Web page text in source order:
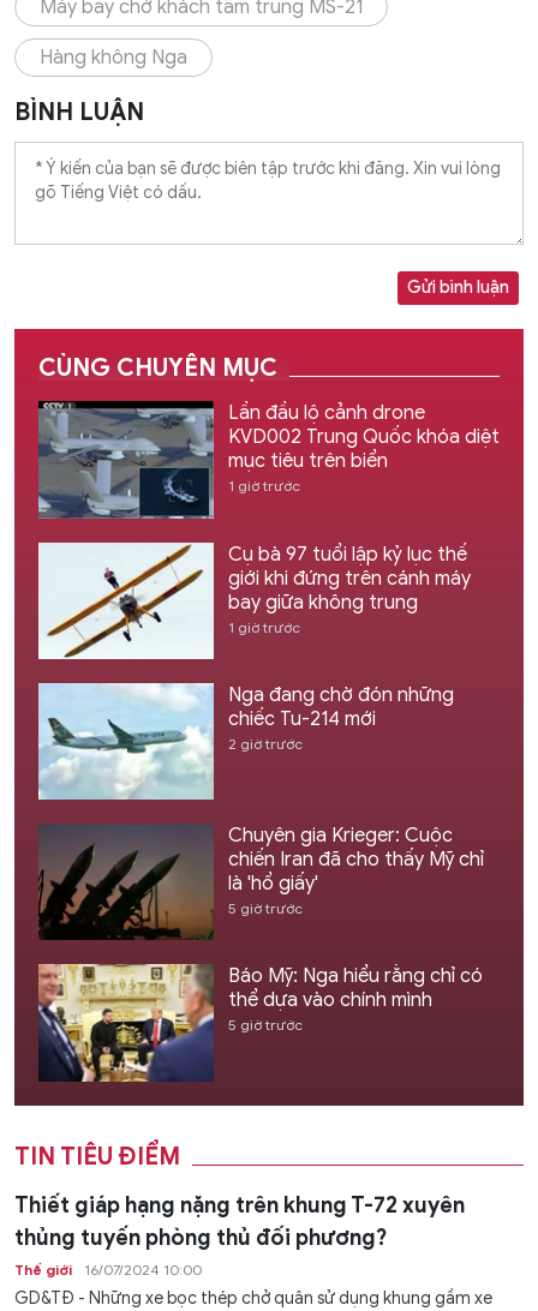
Máy bay chở khách tầm trung MS-21
Hàng không Nga
BÌNH LUẬN
Gửi bình luận
CÙNG CHUYÊN MỤC
Lần đầu lộ cảnh drone
KVD002 Trung Quốc khóa diệt
mục tiêu trên biển
1 giờ trước
Cụ bà 97 tuổi lập kỷ lục thế
giới khi đứng trên cánh máy
bay giữa không trung
1 giờ trước
Nga đang chờ đón những
chiếc Tu-214 mới
2 giờ trước
Chuyên gia Krieger: Cuộc
chiến Iran đã cho thấy Mỹ chỉ
là 'hổ giấy'
5 giờ trước
Báo Mỹ: Nga hiểu rằng chỉ có
thể dựa vào chính mình
5 giờ trước
TIN TIÊU ĐIỂM
Thiết giáp hạng nặng trên khung T-72 xuyên
thủng tuyến phòng thủ đối phương?
Thế giới 16/07/2024 10:00
GD&TĐ - Những xe bọc thép chở quân sử dụng khung gầm xe